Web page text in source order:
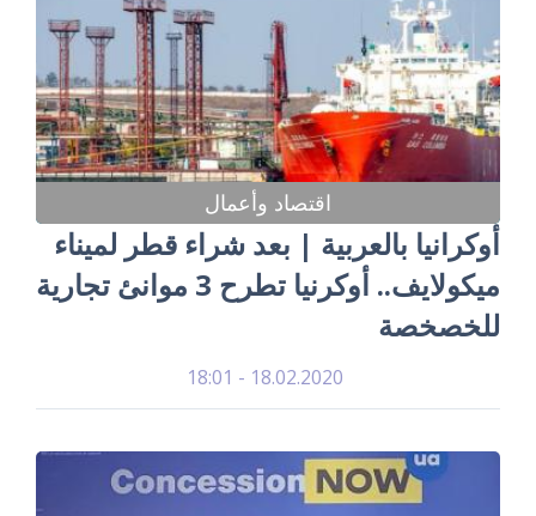
اقتصاد وأعمال
أوكرانيا بالعربية | بعد شراء قطر لميناء
ميكولايف.. أوكرنيا تطرح 3 موانئ تجارية
للخصخصة
18.02.2020 - 18:01